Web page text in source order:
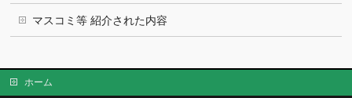
マスコミ等 紹介された内容
ホーム